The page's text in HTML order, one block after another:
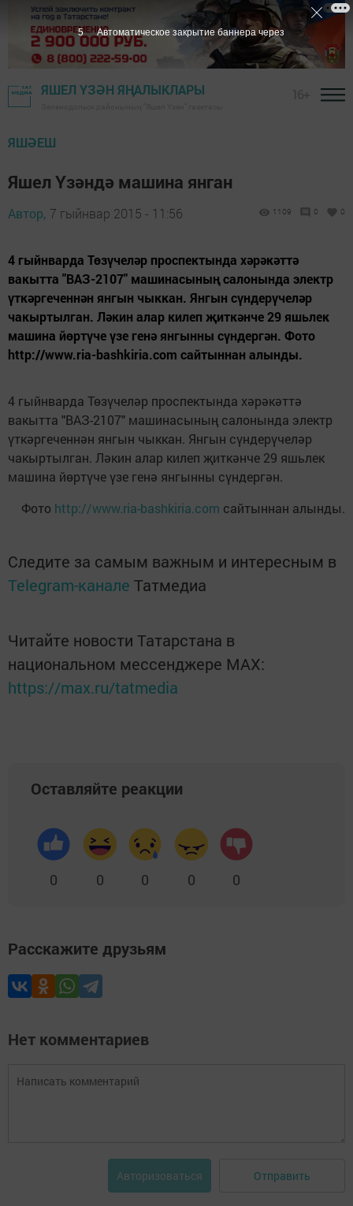
ЯШЕЛ ҮЗӘН ЯҢАЛЫКЛАРЫ
ЯШӘЕШ
Яшел Үзәндә машина янган
Автор, 7 гыйнвар 2015 - 11:56 1109 0 0
4 гыйнварда Төзүчеләр проспектында хәрәкәттә
вакытта "ВАЗ-2107" машинасының салонында электр
үткәргеченнән янгын чыккан. Янгын сүндерүчеләр
чакыртылган. Ләкин алар килеп җиткәнче 29 яшьлек
машина йөртүче үзе генә янгынны сүндергән. Фото
http://www.ria-bashkiria.com сайтыннан алынды.
4 гыйнварда Төзүчеләр проспектында хәрәкәттә
вакытта "ВАЗ-2107" машинасының салонында электр
үткәргеченнән янгын чыккан. Янгын сүндерүчеләр
чакыртылган. Ләкин алар килеп җиткәнче 29 яшьлек
машина йөртүче үзе генә янгынны сүндергән.
Фото http://www.ria-bashkiria.com сайтыннан алынды.
Следите за самым важным и интересным в
Telegram-канале Татмедиа
Читайте новости Татарстана в
национальном мессенджере MАХ:
https://max.ru/tatmedia
Оставляйте реакции
0 0 0 0 0
Расскажите друзьям
Нет комментариев
Авторизоваться Отправить
5 Автоматическое закрытие баннера через